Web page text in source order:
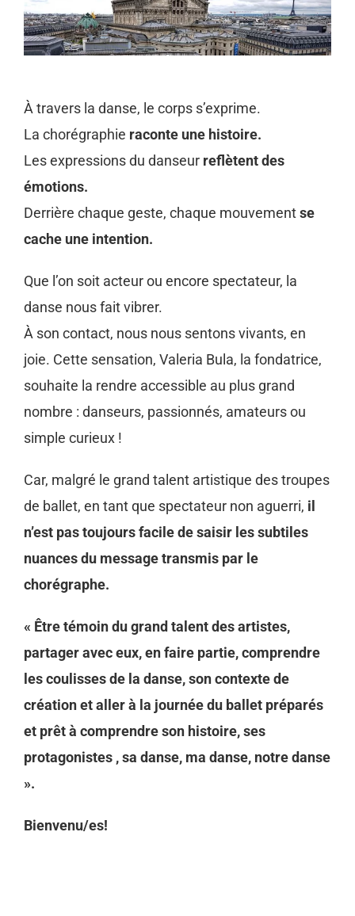
À travers la danse, le corps s’exprime.
La chorégraphie raconte une histoire.
Les expressions du danseurreflètent des
émotions.
Derrière chaque geste, chaque mouvementse
cache une intention.
Que l’on soit acteur ou encore spectateur, la
danse nous fait vibrer.
À son contact, nous nous sentons vivants, en
joie. Cette sensation, Valeria Bula, la fondatrice,
souhaite la rendre accessible au plus grand
nombre : danseurs, passionnés, amateurs ou
simple curieux !
Car, malgré le grand talent artistique des troupes
de ballet, en tant que spectateur non aguerri, il
n’est pas toujours facile de saisir les subtiles
nuances du message transmis par le
chorégraphe.
« Être témoin du grand talent des artistes,
partager avec eux, en faire partie, comprendre
les coulisses de la danse, son contexte de
création et aller à la journée du ballet préparés
et prêt à comprendre son histoire, ses
protagonistes , sa danse, ma danse, notre danse
».
Bienvenu/es!